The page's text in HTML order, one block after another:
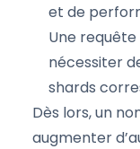
et de
Une
nécessiter
shards
Dès lors, un
augmenter